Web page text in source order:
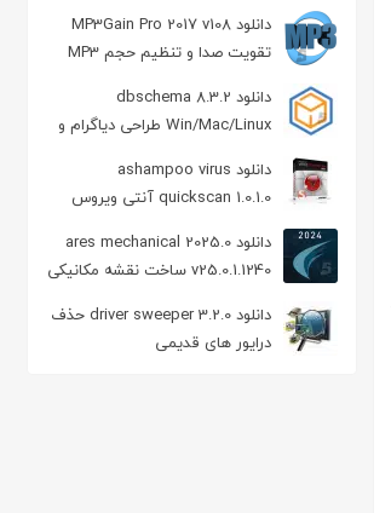
دانلود MP3Gain Pro 2017 v108
تقویت صدا و تنظیم حجم MP3
دانلود dbschema 8.3.2
Win/Mac/Linux طراحی دیاگرام و
ساخت کوئری
دانلود ashampoo virus
quickscan 1.0.1.0 آنتی ویروس
رایگان
دانلود ares mechanical 2025.0
v25.0.1.1240 ساخت نقشه‌ مکانیکی
دانلود driver sweeper 3.2.0 حذف
درایور های قدیمی